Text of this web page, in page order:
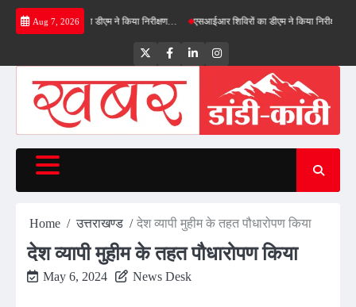
Skip
Aug 7, 2026
बाईपास का डीएम ने किया निरीक्षण… एसआईआर शिविरों का डीएम ने किया निरीक्षण, बोले—कोई
TwitterFacebookLinkedInInstagram
Home उत्तराखण्ड देश व्यापी मुहीम के तहत पौधारोपण किया
देश व्यापी मुहीम के तहत पौधारोपण किया
May 6, 2024 News Desk